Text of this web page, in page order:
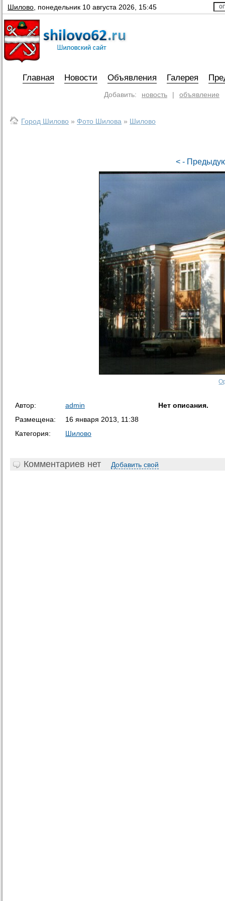
Шилово понедельник 10 августа 2026, 15:45
Главная Новости Объявления Галерея
Добавить: новость | объявление
Город Шилово » Фото Шилова » Шилово
< -
Автор: admin
Нет описания.
Размещена:
16 января 2013, 11:38
Категория:
Шилово
Комментариев нет Добавить свой